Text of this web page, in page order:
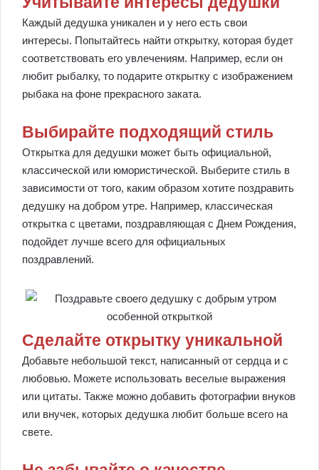
Каждый дедушка уникален и у него есть свои
интересы. Попытайтесь найти открытку, которая будет
соответствовать его увлечениям. Например, если он
любит рыбалку, то подарите открытку с изображением
рыбака на фоне прекрасного заката.
Выбирайте подходящий стиль
Открытка для дедушки может быть официальной,
классической или юмористической. Выберите стиль в
зависимости от того, каким образом хотите поздравить
дедушку на добром утре. Например, классическая
открытка с цветами, поздравляющая с Днем Рождения,
подойдет лучше всего для официальных
поздравлений.
Сделайте открытку уникальной
Добавьте небольшой текст, написанный от сердца и с
любовью. Можете использовать веселые выражения
или цитаты. Также можно добавить фотографии внуков
или внучек, которых дедушка любит больше всего на
свете.